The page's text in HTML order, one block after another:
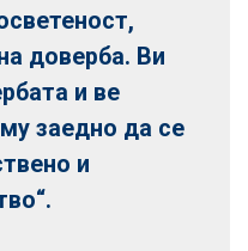
доверба. Ви
и ве
заедно да се
и